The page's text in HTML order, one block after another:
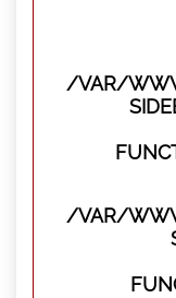
/VAR/
/VAR/